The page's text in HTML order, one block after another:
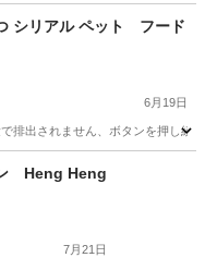
リアル ペット フード
6月19日
排出されません、ボタンを押し
Heng Heng
7月21日